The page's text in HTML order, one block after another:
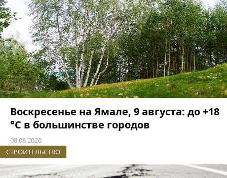
Воскресенье на Ямале, 9 августа: до +18
°C в большинстве городов
08.08.2026
СТРОИТЕЛЬСТВО